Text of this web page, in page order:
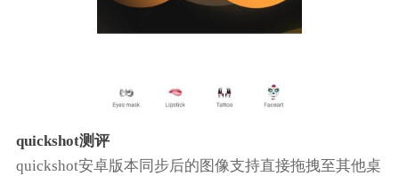
quickshot测评
quickshot安卓版本同步后的图像支持直接拖拽至其他桌